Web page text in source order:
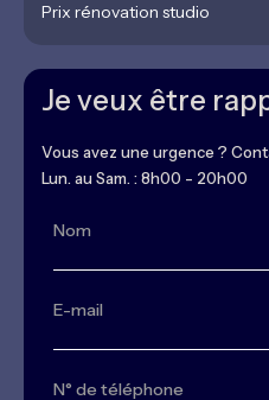
Prix rénovation studio
Je veux être
Vous avez une urgence ?
Lun. au Sam. : 8h00 - 20h00